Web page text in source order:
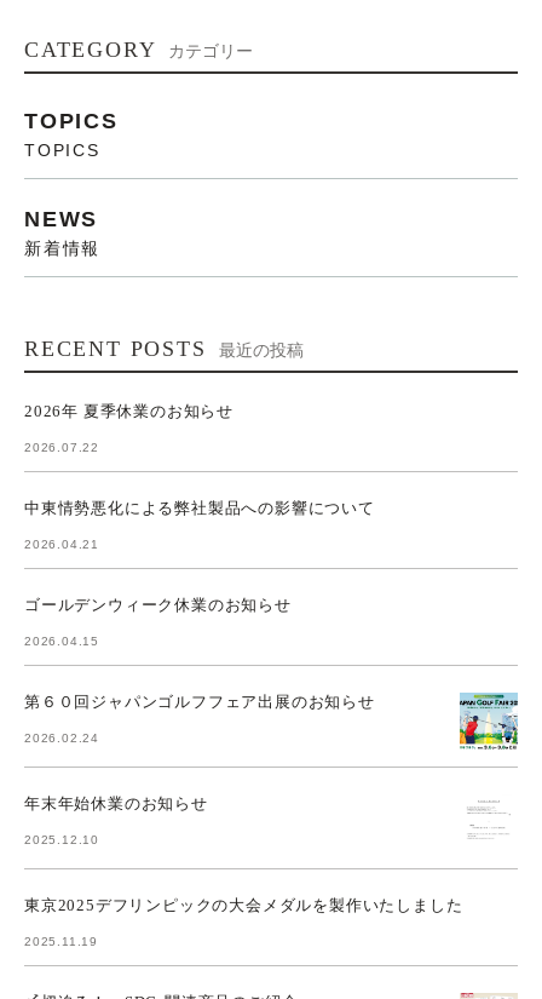
CATEGORY カテゴリー
TOPICS
TOPICS
NEWS
新着情報
RECENT POSTS 最近の投稿
2026年 夏季休業のお知らせ
2026.07.22
中東情勢悪化による弊社製品への影響について
2026.04.21
ゴールデンウィーク休業のお知らせ
2026.04.15
第６０回ジャパンゴルフフェア出展のお知らせ
2026.02.24
年末年始休業のお知らせ
2025.12.10
東京2025デフリンピックの大会メダルを製作いたしました
2025.11.19